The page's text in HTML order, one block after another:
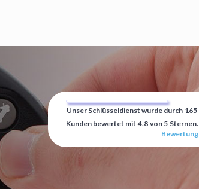
Unser Schlüsseldienst wurde durch 165
Kunden bewertet mit 4.8 von 5 Sternen.
Bewertung